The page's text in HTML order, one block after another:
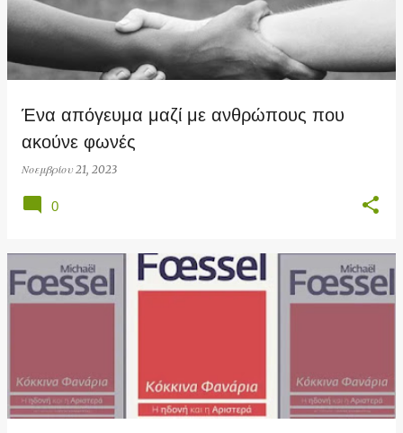
Ένα απόγευμα μαζί με ανθρώπους που
ακούνε φωνές
Νοεμβρίου 21, 2023
0